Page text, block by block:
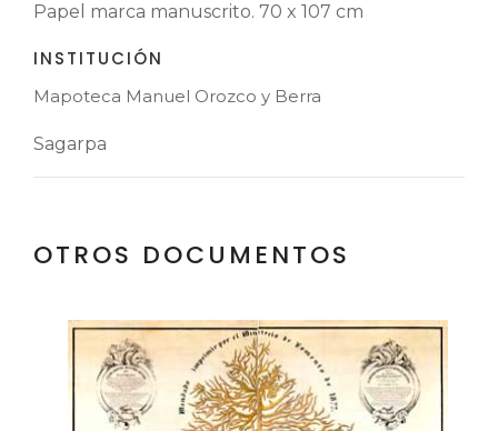
Papel marca manuscrito. 70 x 107 cm
INSTITUCIÓN
Mapoteca Manuel Orozco y Berra
Sagarpa
OTROS DOCUMENTOS